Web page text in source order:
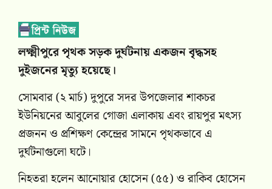
লক্ষ্মীপুরে পৃথক সড়ক দুর্ঘটনায় একজন বৃদ্ধসহ
দুইজনের মৃত্যু হয়েছে।
সোমবার (২ মার্চ) দুপুরে সদর উপজেলার শাকচর
ইউনিয়নের আবুলের গোজা এলাকায় এবং রায়পুর মৎস্য
প্রজনন ও প্রশিক্ষণ কেন্দ্রের সামনে পৃথকভাবে এ
দুর্ঘটনাগুলো ঘটে।
নিহতরা হলেন আনোয়ার হোসেন (৫৫) ও রাকিব হোসেন